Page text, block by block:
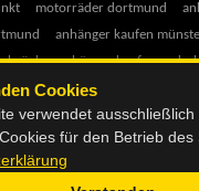
motorräder dortmund
anhänger kaufen
anhänger kaufen
anhänger kaufen gütersloh
ratgeber anhänger kauf
führerschein pkw
istVersandkostenfrei
Produkte 0,00 €
Cookies
verwendet ausschließlich
für den Betrieb des